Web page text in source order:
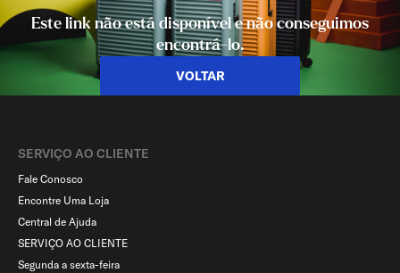
Este link não está disponível e não conseguimos
encontrá-lo.
VOLTAR
SERVIÇO AO CLIENTE​
Fale Conosco
Encontre Uma Loja
Central de Ajuda
SERVIÇO AO CLIENTE
Segunda a sexta-feira